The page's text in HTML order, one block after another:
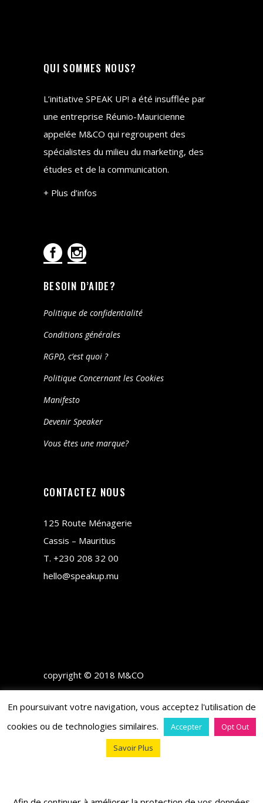
QUI SOMMES NOUS?
L’initiative SPEAK UP! a été insufflée par
une entreprise Réunio-Mauricienne
appelée M&CO qui regroupent des
spécialistes du milieu du marketing, des
études et de la communication.
+ Plus d’infos
BESOIN D’AIDE?
Politique de confidentialité
Conditions générales
RGPD, c’est quoi ?
Politique Concernant les Cookies
Manifesto
Devenir Speaker
Vous êtes une marque?
CONTACTEZ NOUS
125 Route Ménagerie
Cassis – Mauritius
T. +230 208 32 00
hello@speakup.mu
copyright © 2018 M&CO
En poursuivant votre navigation, vous acceptez l'utilisation de
cookies ou de technologies similaires.
Accepter
Opt Out
Savoir Plus